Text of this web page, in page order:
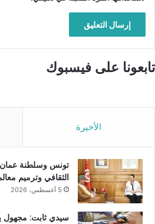
تابعونا على فيسبوك
الأخيرة
تونس وسلطنة عمان
الثقافي وترميم
5 أغسطس، 2026
سيدي ثابت: مجهول